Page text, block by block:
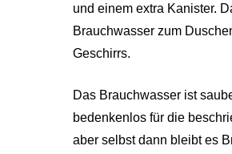
und einem extra Kanister.
Brauchwasser zum
Geschirrs.
Das Brauchwasser ist
bedenkenlos für die
aber selbst dann bleibt es